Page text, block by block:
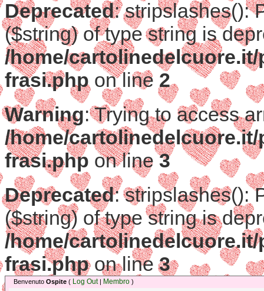
Deprecated: stripslashes():
($string) of type string is
/home/
frasi.phpon line 2
Warning: Trying to access
/home/
frasi.php on line3
Deprecated: stripslashes():
($string) of type string is
/home/
frasi.phpon line3
Benvenuto Ospite ( Log Out| Membro )